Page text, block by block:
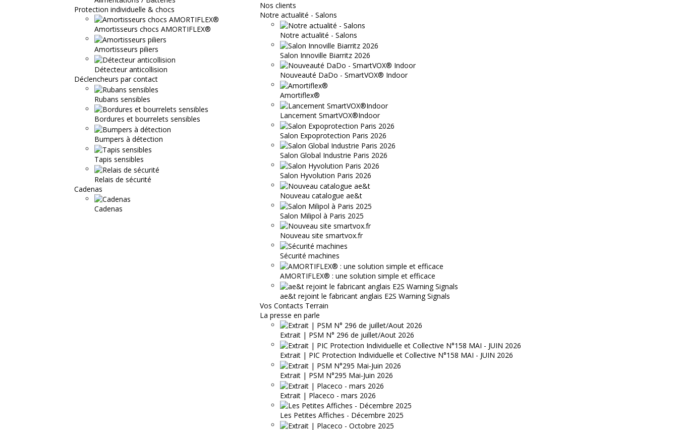
Protection individuelle & chocs
Amortisseurs chocs AMORTIFLEX®
Amortisseurs piliers
Détecteur anticollision
Déclencheurs par contact
Rubans sensibles
Bordures et bourrelets sensibles
Bumpers à détection
Tapis sensibles
Relais de sécurité
Cadenas
Cadenas
Nos clients
Notre actualité - Salons
Notre actualité - Salons
Salon Innoville Biarritz 2026
Nouveauté DaDo - SmartVOX® Indoor
Amortiflex®
Lancement SmartVOX®Indoor
Salon Expoprotection Paris 2026
Salon Global Industrie Paris 2026
Salon Hyvolution Paris 2026
Nouveau catalogue ae&t
Salon Milipol à Paris 2025
Nouveau site smartvox.fr
Sécurité machines
AMORTIFLEX® : une solution simple et efficace
ae&t rejoint le fabricant anglais E2S Warning Signals
Vos Contacts Terrain
La presse en parle
Extrait | PSM N° 296 de juillet/Aout 2026
Extrait | PIC Protection Individuelle et Collective N°158 MAI - JUIN 2026
Extrait | PSM N°295 Mai-Juin 2026
Extrait | Placeco - mars 2026
Les Petites Affiches - Décembre 2025